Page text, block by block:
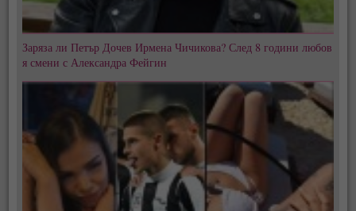
Заряза ли Петър Дочев Ирмена Чичикова? След 8 години любов
я смени с Александра Фейгин